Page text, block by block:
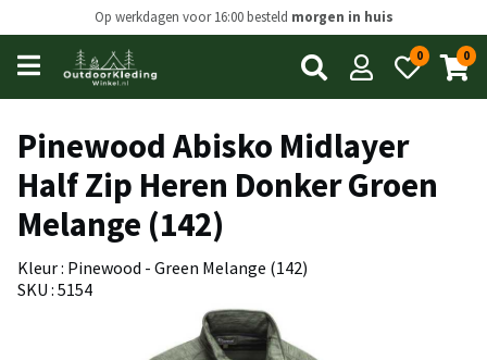
Op werkdagen voor 16:00 besteld morgen in huis
Open
main
menu
0 0
Pinewood Abisko Midlayer
Half Zip Heren Donker Groen
Melange (142)
Kleur : Pinewood - Green Melange (142)
SKU : 5154